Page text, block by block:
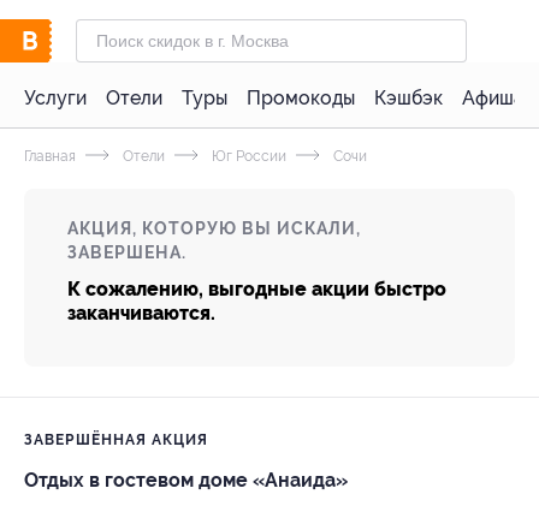
Услуги Отели Туры Промокоды Кэшбэк Афиша
Главная Отели Юг России Сочи
АКЦИЯ, КОТОРУЮ ВЫ ИСКАЛИ,
ЗАВЕРШЕНА.
К сожалению, выгодные акции быстро
заканчиваются.
ЗАВЕРШЁННАЯ АКЦИЯ
Отдых в гостевом доме «Анаида»